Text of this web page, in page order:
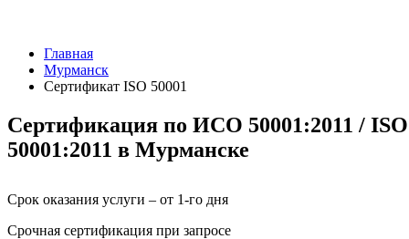
Главная
Мурманск
Сертификат ISO 50001
Сертификация по ИСО 50001:2011 / ISO
50001:2011 в Мурманске
Срок оказания услуги – от 1-го дня
Срочная сертификация при запросе